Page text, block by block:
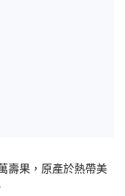
壽果，原產於熱帶美